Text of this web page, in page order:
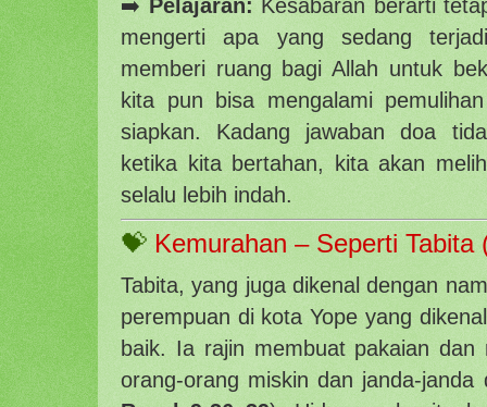
➡️ Pelajaran: Kesabaran berarti
mengerti apa yang sedang
memberi ruang bagi Allah untuk
kita pun bisa mengalami
siapkan. Kadang jawaban doa
ketika kita bertahan, kita akan
selalu lebih indah.
💝 Kemurahan – Seperti Tabita
Tabita, yang juga dikenal dengan
perempuan di kota Yope yang
baik. Ia rajin membuat pakaian dan
orang-orang miskin dan janda-janda